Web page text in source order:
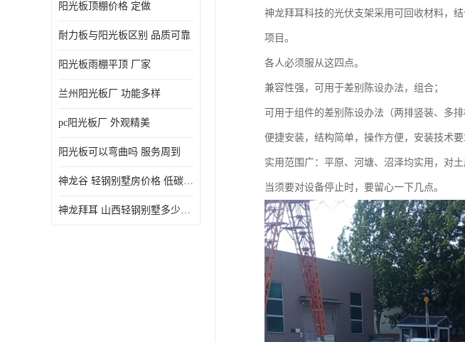
阳光板顶棚价格 定做
耐力板与阳光板区别 品质可靠
阳光板雨棚平顶 厂家
兰州阳光板厂 功能多样
pc阳光板厂 外观精美
阳光板可以弯曲吗 服务周到
神龙谷 轻钢别墅房价格 低碳环保
神龙拜耳 山西轻钢别墅多少钱 施工快捷
神龙拜耳科技的光伏支架采用可回收材料，
项目。
各人必须服从这四点。
兼容性强，可用于差别陈设办法，组合；
可用于组件的差别陈设办法（两排竖装、多
便捷安装，结构简单，操作方便，安装技术要
实用范围广：平原、河塘、沼泽均实用，对
当须要对设备停止时，要留心一下几点。